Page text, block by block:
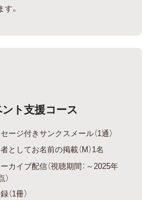
。
ト支援コース
ージ付きサンクスメール（1通）
としてお名前の掲載（M）1名
カイブ配信（視聴期間：～2025年
1冊）